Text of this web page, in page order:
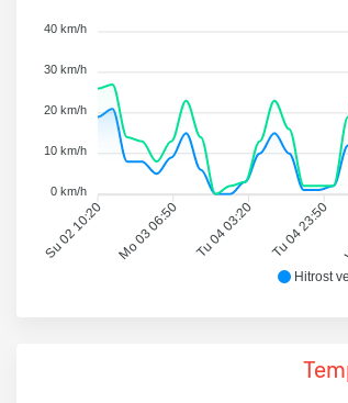
Hitrost
Su 02 10:20 Mo 03 06:50 Tu 04 03:20 Tu 04 23:50
40 km/h
30 km/h
20 km/h
10 km/h
0 km/h